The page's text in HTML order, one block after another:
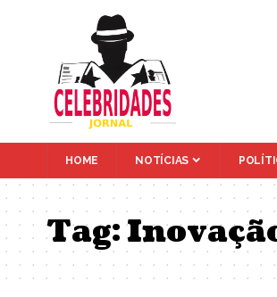
HOME NOTÍCIAS
Tag: